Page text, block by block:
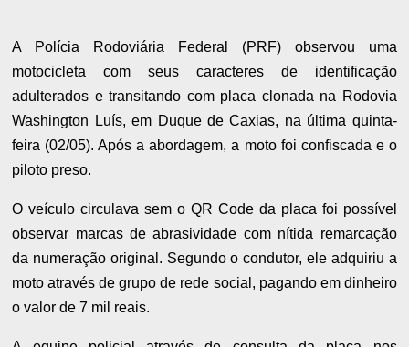
A Polícia Rodoviária Federal (PRF) observou uma
motocicleta com seus caracteres de identificação
adulterados e transitando com placa clonada na Rodovia
Washington Luís, em Duque de Caxias, na última quinta-
feira (02/05). Após a abordagem, a moto foi confiscada e o
piloto preso.
O veículo circulava sem o QR Code da placa foi possível
observar marcas de abrasividade com nítida remarcação
da numeração original. Segundo o condutor, ele adquiriu a
moto através de grupo de rede social, pagando em dinheiro
o valor de 7 mil reais.